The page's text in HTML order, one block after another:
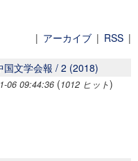
テュート
書
ログラム市民社会ガバナンス
ログラム論理と感性の先端的
| アーカイブ | RSS |
国文学会報 / 2 (2018)
06 09:44:36 (1012 ヒット)